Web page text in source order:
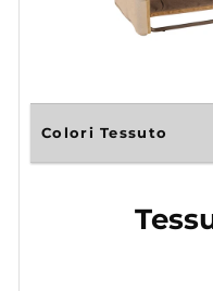
Colori Tessuto